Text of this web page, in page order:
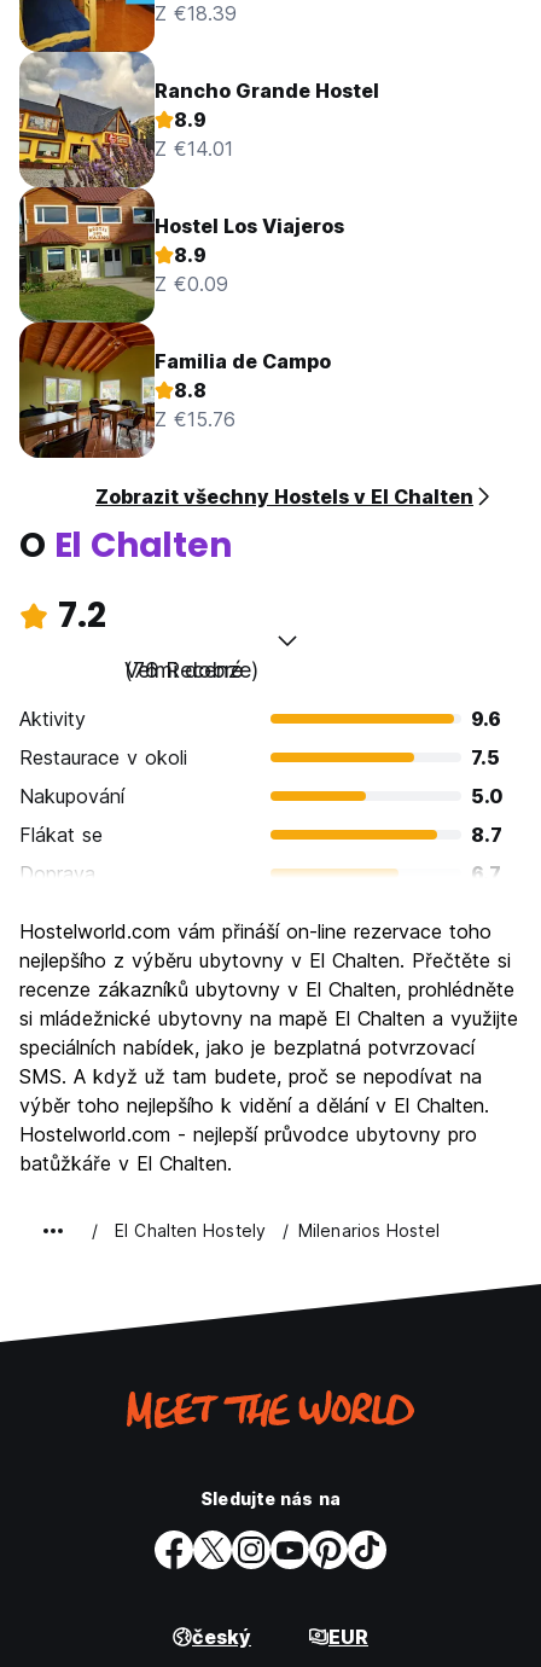
Z €18.39
Rancho Grande Hostel
8.9
Z €14.01
Hostel Los Viajeros
8.9
Z €0.09
Familia de Campo
8.8
Z €15.76
Zobrazit všechny Hostels v El Chalten
O El Chalten
7.2
Velmi dobré
(76 Recenze)
Aktivity
9.6
Restaurace v okoli
7.5
Nakupování
5.0
Flákat se
8.7
Doprava
6.7
Kultura
6.2
Noční život
5.0
Hodnota za peníze
7.6
Hostelworld.com vám přináší on-line rezervace toho
nejlepšího z výběru ubytovny v El Chalten. Přečtěte si
recenze zákazníků ubytovny v El Chalten, prohlédněte
si mládežnické ubytovny na mapě El Chalten a využijte
speciálních nabídek, jako je bezplatná potvrzovací
SMS. A když už tam budete, proč se nepodívat na
výběr toho nejlepšího k vidění a dělání v El Chalten.
Hostelworld.com - nejlepší průvodce ubytovny pro
batůžkáře v El Chalten.
El Chalten Hostely Milenarios Hostel
Sledujte nás na
český EUR